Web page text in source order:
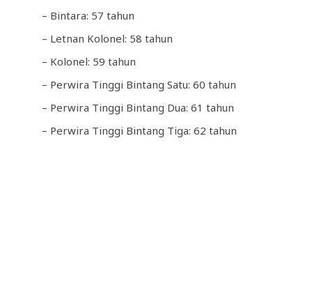
– Bintara: 57 tahun
– Letnan Kolonel: 58 tahun
– Kolonel: 59 tahun
– Perwira Tinggi Bintang Satu: 60 tahun
– Perwira Tinggi Bintang Dua: 61 tahun
– Perwira Tinggi Bintang Tiga: 62 tahun